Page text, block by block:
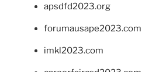
apsdfd2023.org
forumausape2023.com
imkl2023.com